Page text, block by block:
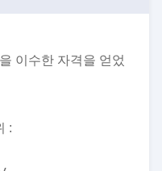
이수한 자격을 얻었
: